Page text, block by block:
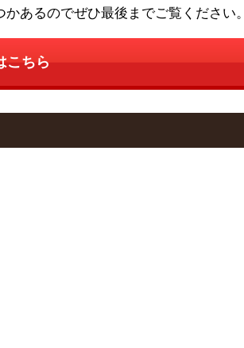
あるのでぜひ最後までご覧ください。
こちら